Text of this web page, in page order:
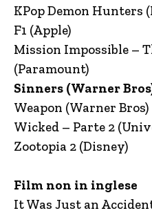
KPop Demon Hunters
F1 (Apple)
Mission Impossible –
(Paramount)
Sinners (Warner
Weapon (Warner Bros)
Wicked – Parte 2
Zootopia 2 (Disney)
Film non in inglese
It Was Just an